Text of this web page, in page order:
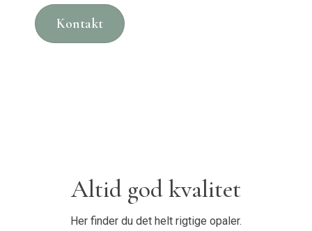
Kontakt​
Altid god kvalitet
Her finder du det helt rigtige opaler.